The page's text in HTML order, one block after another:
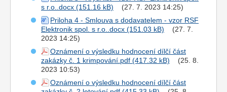
s r.o..docx
(27. 7. 2023 14:25)
Priloha 4 - Smlouva s dodavatelem - vzor RSF
Elektronik spol. s r.o..docx
(27. 7.
2023 14:25)
Oznámení o výsledku hodnocení dílčí část
zakázky č. 1 krimpování.pdf
(25. 8.
2023 10:53)
Oznámení o výsledku hodnocení dílčí část